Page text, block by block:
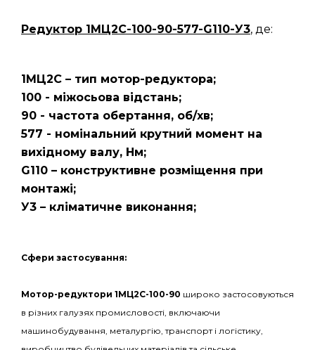
Редуктор 1МЦ2С-100-90-577-G110-У3, де:
1МЦ2С – тип мотор-редуктора;
100 - міжосьова відстань;
90 - частота обертання, об/хв;
577 - номінальний крутний момент на
вихідному валу, Нм;
G110 – конструктивне розміщення при
монтажі;
У3 – кліматичне виконання;
Сфери застосування:
Мотор-редуктори 1МЦ2С-100-90 широко застосовуються
в різних галузях промисловості, включаючи
машинобудування, металургію, транспорт і логістику,